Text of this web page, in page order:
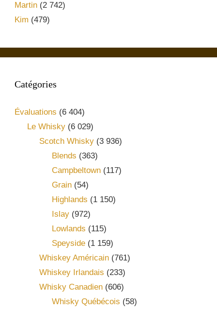
Martin (2 742)
Kim (479)
Catégories
Évaluations (6 404)
Le Whisky(6 029)
Scotch Whisky (3 936)
Blends (363)
Campbeltown(117)
Grain(54)
Highlands (1 150)
Islay(972)
Lowlands (115)
Speyside(1 159)
Whiskey Américain (761)
Whiskey Irlandais (233)
Whisky Canadien (606)
Whisky Québécois (58)